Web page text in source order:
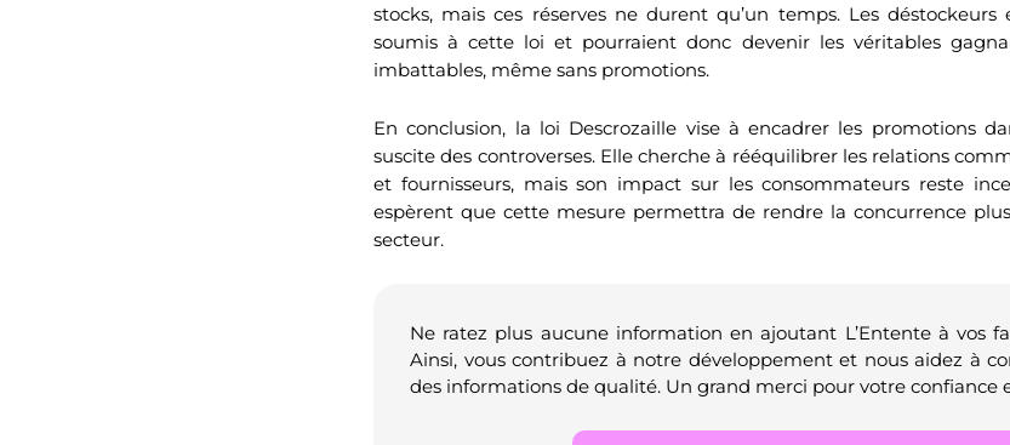
stocks, mais ces réserves ne durent qu’un temps. Les
soumis à cette loi et pourraient donc devenir les véritables
imbattables, même sans promotions.
En conclusion, la loi Descrozaille vise à encadrer les promotions
suscite des controverses. Elle cherche à rééquilibrer les relations
et fournisseurs, mais son impact sur les consommateurs reste
espèrent que cette mesure permettra de rendre la concurrence
secteur.
Ne ratez plus aucune information en ajoutant L’Entente à vos
Ainsi, vous contribuez à notre développement et nous aidez à
des informations de qualité. Un grand merci pour votre confiance